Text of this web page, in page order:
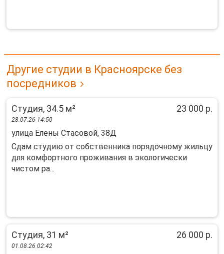
Другие студии в Красноярске без
посредников
Студия, 34.5 м² 23 000 р.
28.07.26 14:50
улица Елены Стасовой, 38Д
Сдам студию от собственника порядочному жильцу
для комфортного проживания в экологически
чистом ра...
Студия, 31 м² 26 000 р.
01.08.26 02:42